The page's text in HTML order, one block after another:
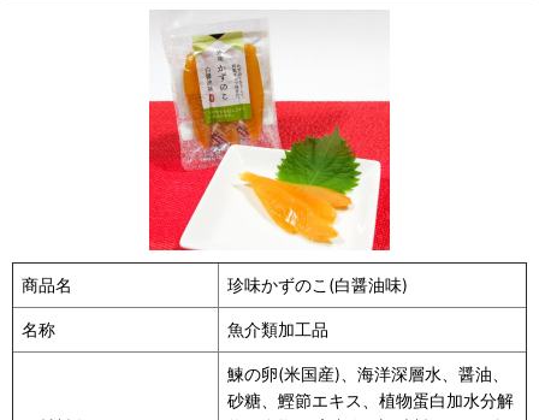
商品名 珍味かずのこ(白醤油味)
名称 魚介類加工品
鰊の卵(米国産)、海洋深層水、醤油、
砂糖、鰹節エキス、植物蛋白加水分解